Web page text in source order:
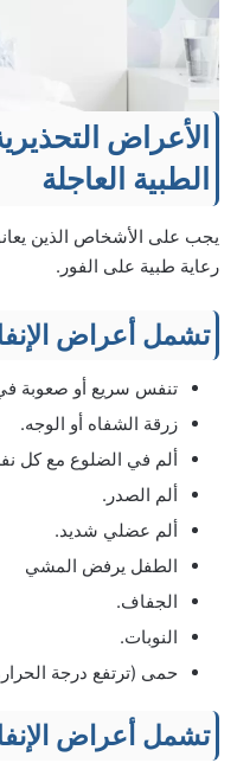
الأعراض
الطبية العاجلة
يجب على الأشخاص الذين
رعاية طبية على الفور.
تشمل أعراض
تنفس سريع أو صعوبة
زرقة الشفاه أو الوجه.
ألم في الضلوع مع كل
ألم الصدر.
ألم عضلي شديد.
الطفل يرفض المشي
الجفاف.
النوبات.
حمى (ترتفع درجة الحرارة أعلى من
تشمل أعراض